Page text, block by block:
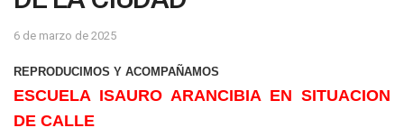
6 de marzo de 2025
REPRODUCIMOS Y ACOMPAÑAMOS
ESCUELA ISAURO ARANCIBIA EN SITUACION
DE CALLE